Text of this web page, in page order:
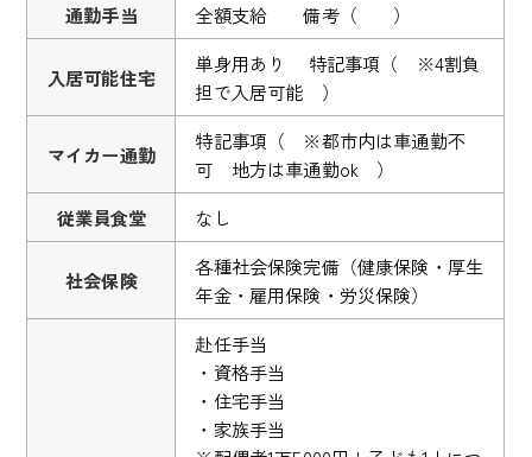
通勤手当 全額支給 備考（ ）
入居可能住宅
単身用あり 特記事項（ ※4割負
担で入居可能 ）
マイカー通勤
特記事項（ ※都市内は車通勤不
可 地方は車通勤ok ）
従業員食堂
なし
社会保険
各種社会保険完備（健康保険・厚生
年金・雇用保険・労災保険）
赴任手当
・資格手当
・住宅手当
・家族手当